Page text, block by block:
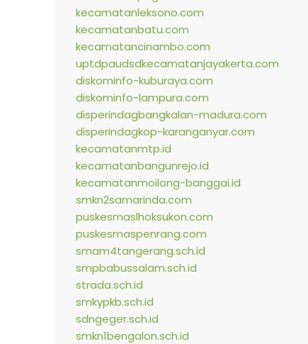
kecamatanleksono.com
kecamatanbatu.com
kecamatancinambo.com
uptdpaudsdkecamatanjayakerta.com
diskominfo-kuburaya.com
diskominfo-lampura.com
disperindagbangkalan-madura.com
disperindagkop-karanganyar.com
kecamatanmtp.id
kecamatanbangunrejo.id
kecamatanmoilong-banggai.id
smkn2samarinda.com
puskesmaslhoksukon.com
puskesmaspenrang.com
smam4tangerang.sch.id
smpbabussalam.sch.id
strada.sch.id
smkypkb.sch.id
sdngeger.sch.id
smkn1bengalon.sch.id